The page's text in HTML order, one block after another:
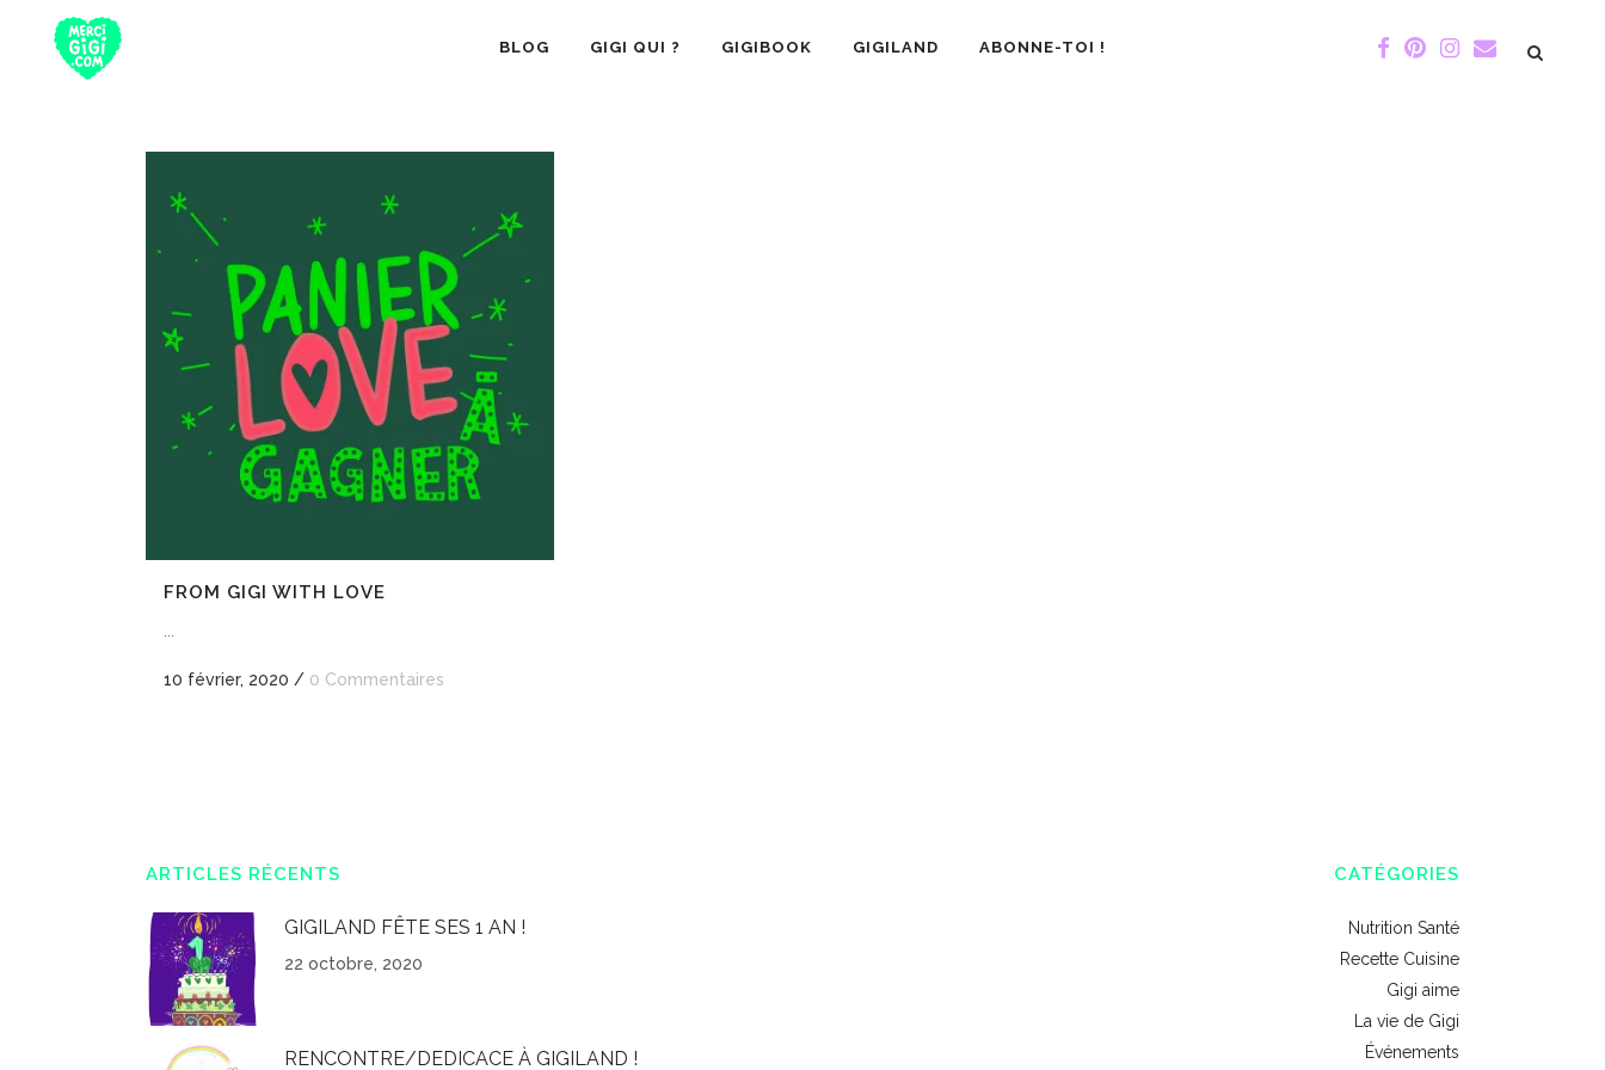
BLOG GIGI QUI ? GIGIBOOK GIGILAND ABONNE-TOI !
FROM GIGI WITH LOVE
10 février, 2020 / 0 Commentaires
ARTICLES RÉCENTS
GIGILAND FÊTE SES 1 AN !
22 octobre, 2020
RENCONTRE/DEDICACE À GIGILAND !
CATÉGORIES
Nutrition Santé
Recette Cuisine
Gigi aime
La vie de Gigi
Événements